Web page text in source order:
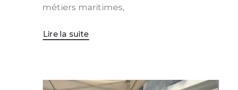
métiers maritimes,
Lire la suite